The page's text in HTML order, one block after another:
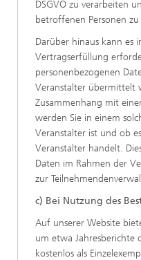
DSGVO zu verarbeiten
betroffenen Personen
Darüber hinaus kann es
Vertragserfüllung
personenbezogenen
Veranstalter übermittelt
Zusammenhang mit
werden Sie in einem
Veranstalter ist und ob
Veranstalter handelt.
Daten im Rahmen der
zur
c) Bei Nutzung des
Auf unserer Website
um etwa Jahresberichte
kostenlos als